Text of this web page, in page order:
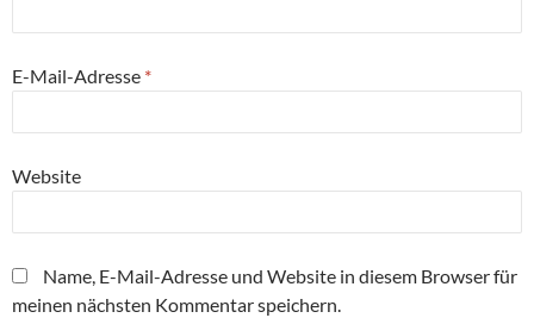
E-Mail-Adresse *
Website
Name, E-Mail-Adresse und Website in diesem Browser für
meinen nächsten Kommentar speichern.